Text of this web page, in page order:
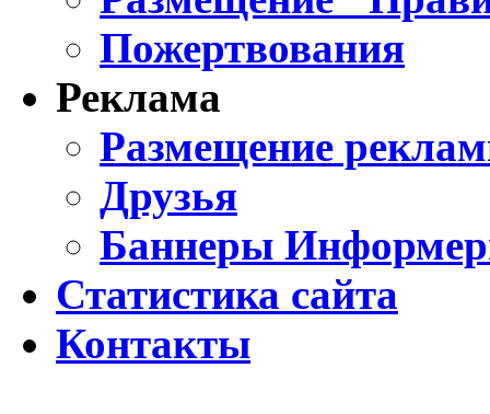
Пожертвования
Реклама
Размещение
Друзья
Баннеры
Статистика сайта
Контакты